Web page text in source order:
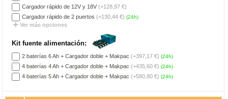
Cargador rápido de 12V y 18V (+128,97 €)
Cargador rápido de 2 puertos (+130,44 €) (24h)
Ver más opciones
Kit fuente alimentación:
2 baterías 6 Ah + Cargador doble + Makpac (+397,17 €) (24h)
4 baterías 4 Ah + Cargador doble + Makpac (+435,60 €) (24h)
4 baterías 5 Ah + Cargador doble + Makpac (+580,80 €) (24h)